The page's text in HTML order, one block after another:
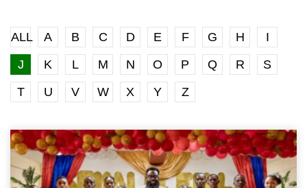
ALL A B C D E F G H
I
J
K L M N O P Q R
S
T
U V W X Y Z